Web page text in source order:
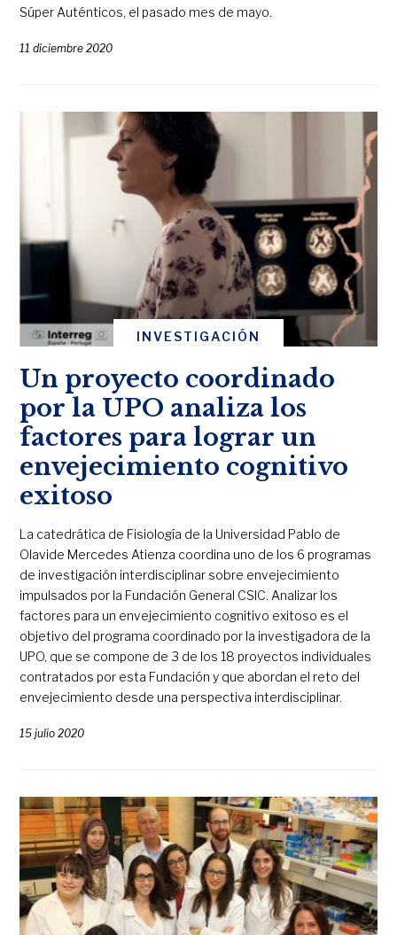
Súper Auténticos, el pasado mes de mayo.
11 diciembre 2020
INVESTIGACIÓN
Un proyecto coordinado
por la UPO analiza los
factores para lograr un
envejecimiento cognitivo
exitoso
La catedrática de Fisiología de la Universidad Pablo de
Olavide Mercedes Atienza coordina uno de los 6 programas
de investigación interdisciplinar sobre envejecimiento
impulsados por la Fundación General CSIC. Analizar los
factores para un envejecimiento cognitivo exitoso es el
objetivo del programa coordinado por la investigadora de la
UPO, que se compone de 3 de los 18 proyectos individuales
contratados por esta Fundación y que abordan el reto del
envejecimiento desde una perspectiva interdisciplinar.
15 julio 2020